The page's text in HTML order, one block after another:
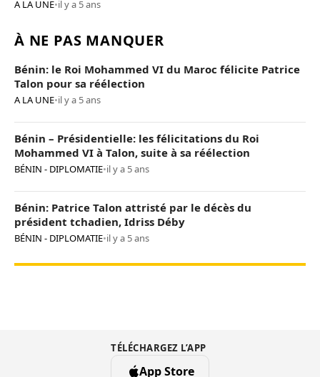
A LA UNE•il y a 5 ans
À NE PAS MANQUER
Bénin: le Roi Mohammed VI du Maroc félicite Patrice
Talon pour sa réélection
A LA UNE•il y a 5 ans
Bénin – Présidentielle: les félicitations du Roi
Mohammed VI à Talon, suite à sa réélection
BÉNIN - DIPLOMATIE•il y a 5 ans
Bénin: Patrice Talon attristé par le décès du
président tchadien, Idriss Déby
BÉNIN - DIPLOMATIE•il y a 5 ans
TÉLÉCHARGEZ L’APP
App Store